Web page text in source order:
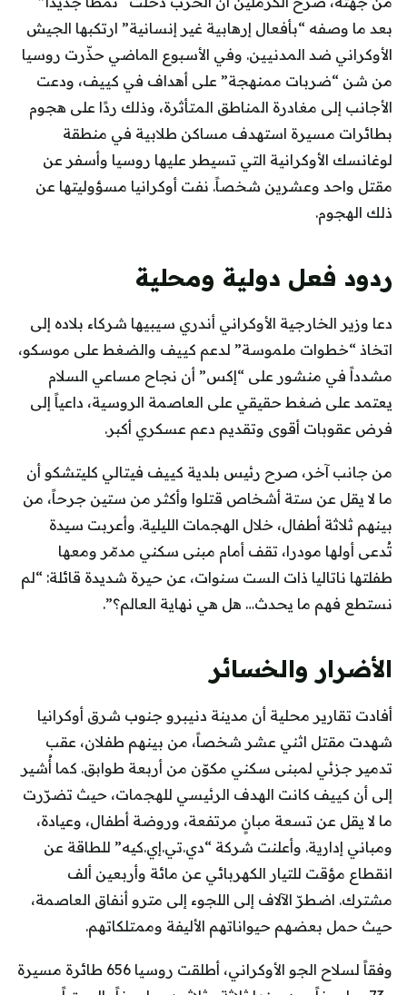
بعد ما وصفه “بأفعال إرهابية غير إنسانية” ارتكبها الجيش
الأوكراني ضد المدنيين. وفي الأسبوع الماضي حذّرت روسيا
من شن “ضربات ممنهجة” على أهداف في كييف، ودعت
الأجانب إلى مغادرة المناطق المتأثرة، وذلك ردًا على هجوم
بطائرات مسيرة استهدف مساكن طلابية في منطقة
لوغانسك الأوكرانية التي تسيطر عليها روسيا وأسفر عن
مقتل واحد وعشرين شخصاً. نفت أوكرانيا مسؤوليتها عن
ذلك الهجوم.
ردود فعل دولية ومحلية
دعا وزير الخارجية الأوكراني أندري سيبيها شركاء بلاده إلى
اتخاذ “خطوات ملموسة” لدعم كييف والضغط على موسكو،
مشدداً في منشور على “إكس” أن نجاح مساعي السلام
يعتمد على ضغط حقيقي على العاصمة الروسية، داعياً إلى
فرض عقوبات أقوى وتقديم دعم عسكري أكبر.
من جانب آخر، صرح رئيس بلدية كييف فيتالي كليتشكو أن
ما لا يقل عن ستة أشخاص قتلوا وأكثر من ستين جرحاً، من
بينهم ثلاثة أطفال، خلال الهجمات الليلية. وأعربت سيدة
تُدعى أولها مودرا، تقف أمام مبنى سكني مدمّر ومعها
طفلتها ناتاليا ذات الست سنوات، عن حيرة شديدة قائلة: “لم
نستطع فهم ما يحدث… هل هي نهاية العالم؟”.
الأضرار والخسائر
أفادت تقارير محلية أن مدينة دنيبرو جنوب شرق أوكرانيا
شهدت مقتل اثني عشر شخصاً، من بينهم طفلان، عقب
تدمير جزئي لمبنى سكني مكوّن من أربعة طوابق. كما أُشير
إلى أن كييف كانت الهدف الرئيسي للهجمات، حيث تضرّرت
ما لا يقل عن تسعة مبانٍ مرتفعة، وروضة أطفال، وعيادة،
ومباني إدارية. وأعلنت شركة “دي.تي.إي.كيه” للطاقة عن
انقطاع مؤقت للتيار الكهربائي عن مائة وأربعين ألف
مشترك. اضطرّ الآلاف إلى اللجوء إلى مترو أنفاق العاصمة،
حيث حمل بعضهم حيواناتهم الأليفة وممتلكاتهم.
وفقاً لسلاح الجو الأوكراني، أطلقت روسيا 656 طائرة مسيرة